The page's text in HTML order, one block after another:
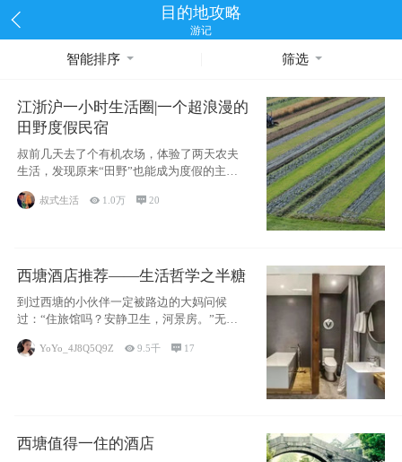
目的地攻略
游记
智能排序 筛选
江浙沪一小时生活圈|一个超浪漫的
田野度假民宿
叔前几天去了个有机农场，体验了两天农夫
生活，发现原来“田野”也能成为度假的主旋
律。江
叔式生活  1.0万 20
西塘酒店推荐——生活哲学之半糖
到过西塘的小伙伴一定被路边的大妈问候
过：“住旅馆吗？安静卫生，河景房。”无意
YoYo_4J8Q5Q9Z 9.5千  17
西塘值得一住的酒店